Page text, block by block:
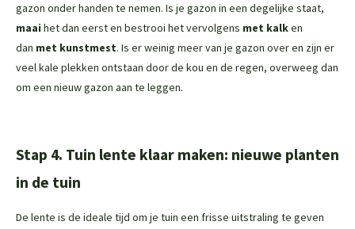
gazon onder handen te nemen. Is je gazon in een degelijke staat,
maai het dan eerst en bestrooi het vervolgens met kalken
dan met kunstmest. Is er weinig meer van je gazon over en zijn er
veel kale plekken ontstaan door de kou en de regen, overweeg dan
om een nieuw gazon aan te leggen.
Stap 4. Tuin lente klaar maken: nieuwe planten
in de tuin
De lente is de ideale tijd om je tuin een frisse uitstraling te geven